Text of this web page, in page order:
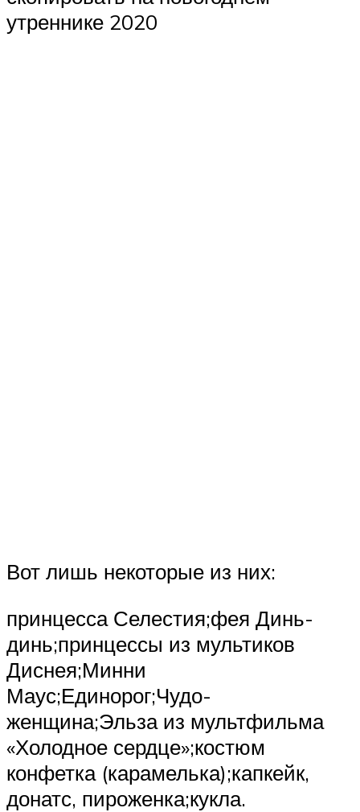
утреннике 2020
Вот лишь некоторые из них:
принцесса Селестия;фея Динь-
динь;принцессы из мультиков
Диснея;Минни
Маус;Единорог;Чудо-
женщина;Эльза из мультфильма
«Холодное сердце»;костюм
конфетка (карамелька);капкейк,
донатс, пироженка;кукла.